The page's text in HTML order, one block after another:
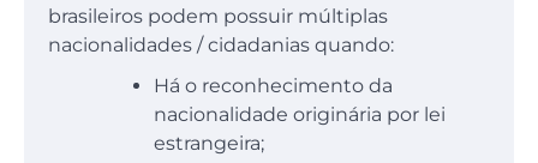
brasileiros podem possuir múltiplas
nacionalidades / cidadanias quando:
Há o reconhecimento da
nacionalidade originária por lei
estrangeira;